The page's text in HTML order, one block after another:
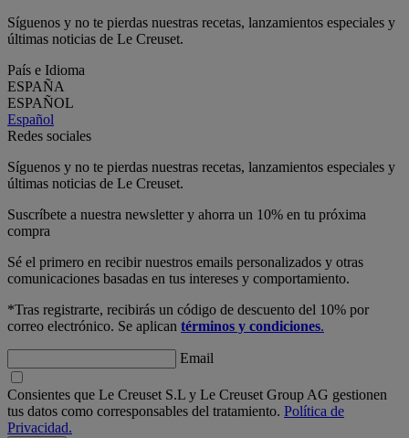
Síguenos y no te pierdas nuestras recetas, lanzamientos especiales y
últimas noticias de Le Creuset.
País e Idioma
ESPAÑA
ESPAÑOL
Español
Redes sociales
Síguenos y no te pierdas nuestras recetas, lanzamientos especiales y
últimas noticias de Le Creuset.
Suscríbete a nuestra newsletter y ahorra un 10% en tu próxima
compra
Sé el primero en recibir nuestros emails personalizados y otras
comunicaciones basadas en tus intereses y comportamiento.
*Tras registrarte, recibirás un código de descuento del 10% por
correo electrónico. Se aplican términos y condiciones.
Email
Consientes que Le Creuset S.L y Le Creuset Group AG gestionen
tus datos como corresponsables del tratamiento. Política de
Privacidad.